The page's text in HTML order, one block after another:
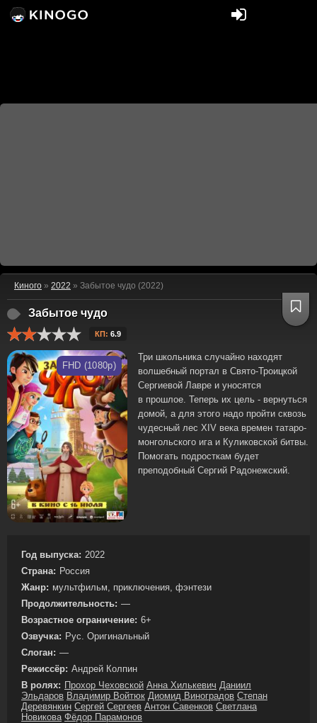
Киного » 2022 » Забытое чудо (2022)
Забытое чудо
КП: 6.9
FHD (1080p)
Три школьника случайно находят
волшебный портал в Свято-Троицкой
Сергиевой Лавре и уносятся
в прошлое. Теперь их цель - вернуться
домой, а для этого надо пройти сквозь
чудесный лес XIV века времен татаро-
монгольского ига и Куликовской битвы.
Помогать подросткам будет
преподобный Сергий Радонежский.
Год выпуска: 2022
Страна: Россия
Жанр: мультфильм, приключения, фэнтези
Продолжительность: —
Возрастное ограничение: 6+
Озвучка: Рус. Оригинальный
Слоган: —
Режиссёр: Андрей Колпин
В ролях: Прохор Чеховской Анна Хилькевич Даниил
Эльдаров Владимир Войтюк Диомид Виноградов Степан
Деревянкин Сергей Сергеев Антон Савенков Светлана
Новикова Фёдор Парамонов